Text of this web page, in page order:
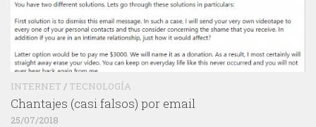
INTERNET / TECNOLOGÍA
Chantajes (casi falsos) por email
25/07/2018